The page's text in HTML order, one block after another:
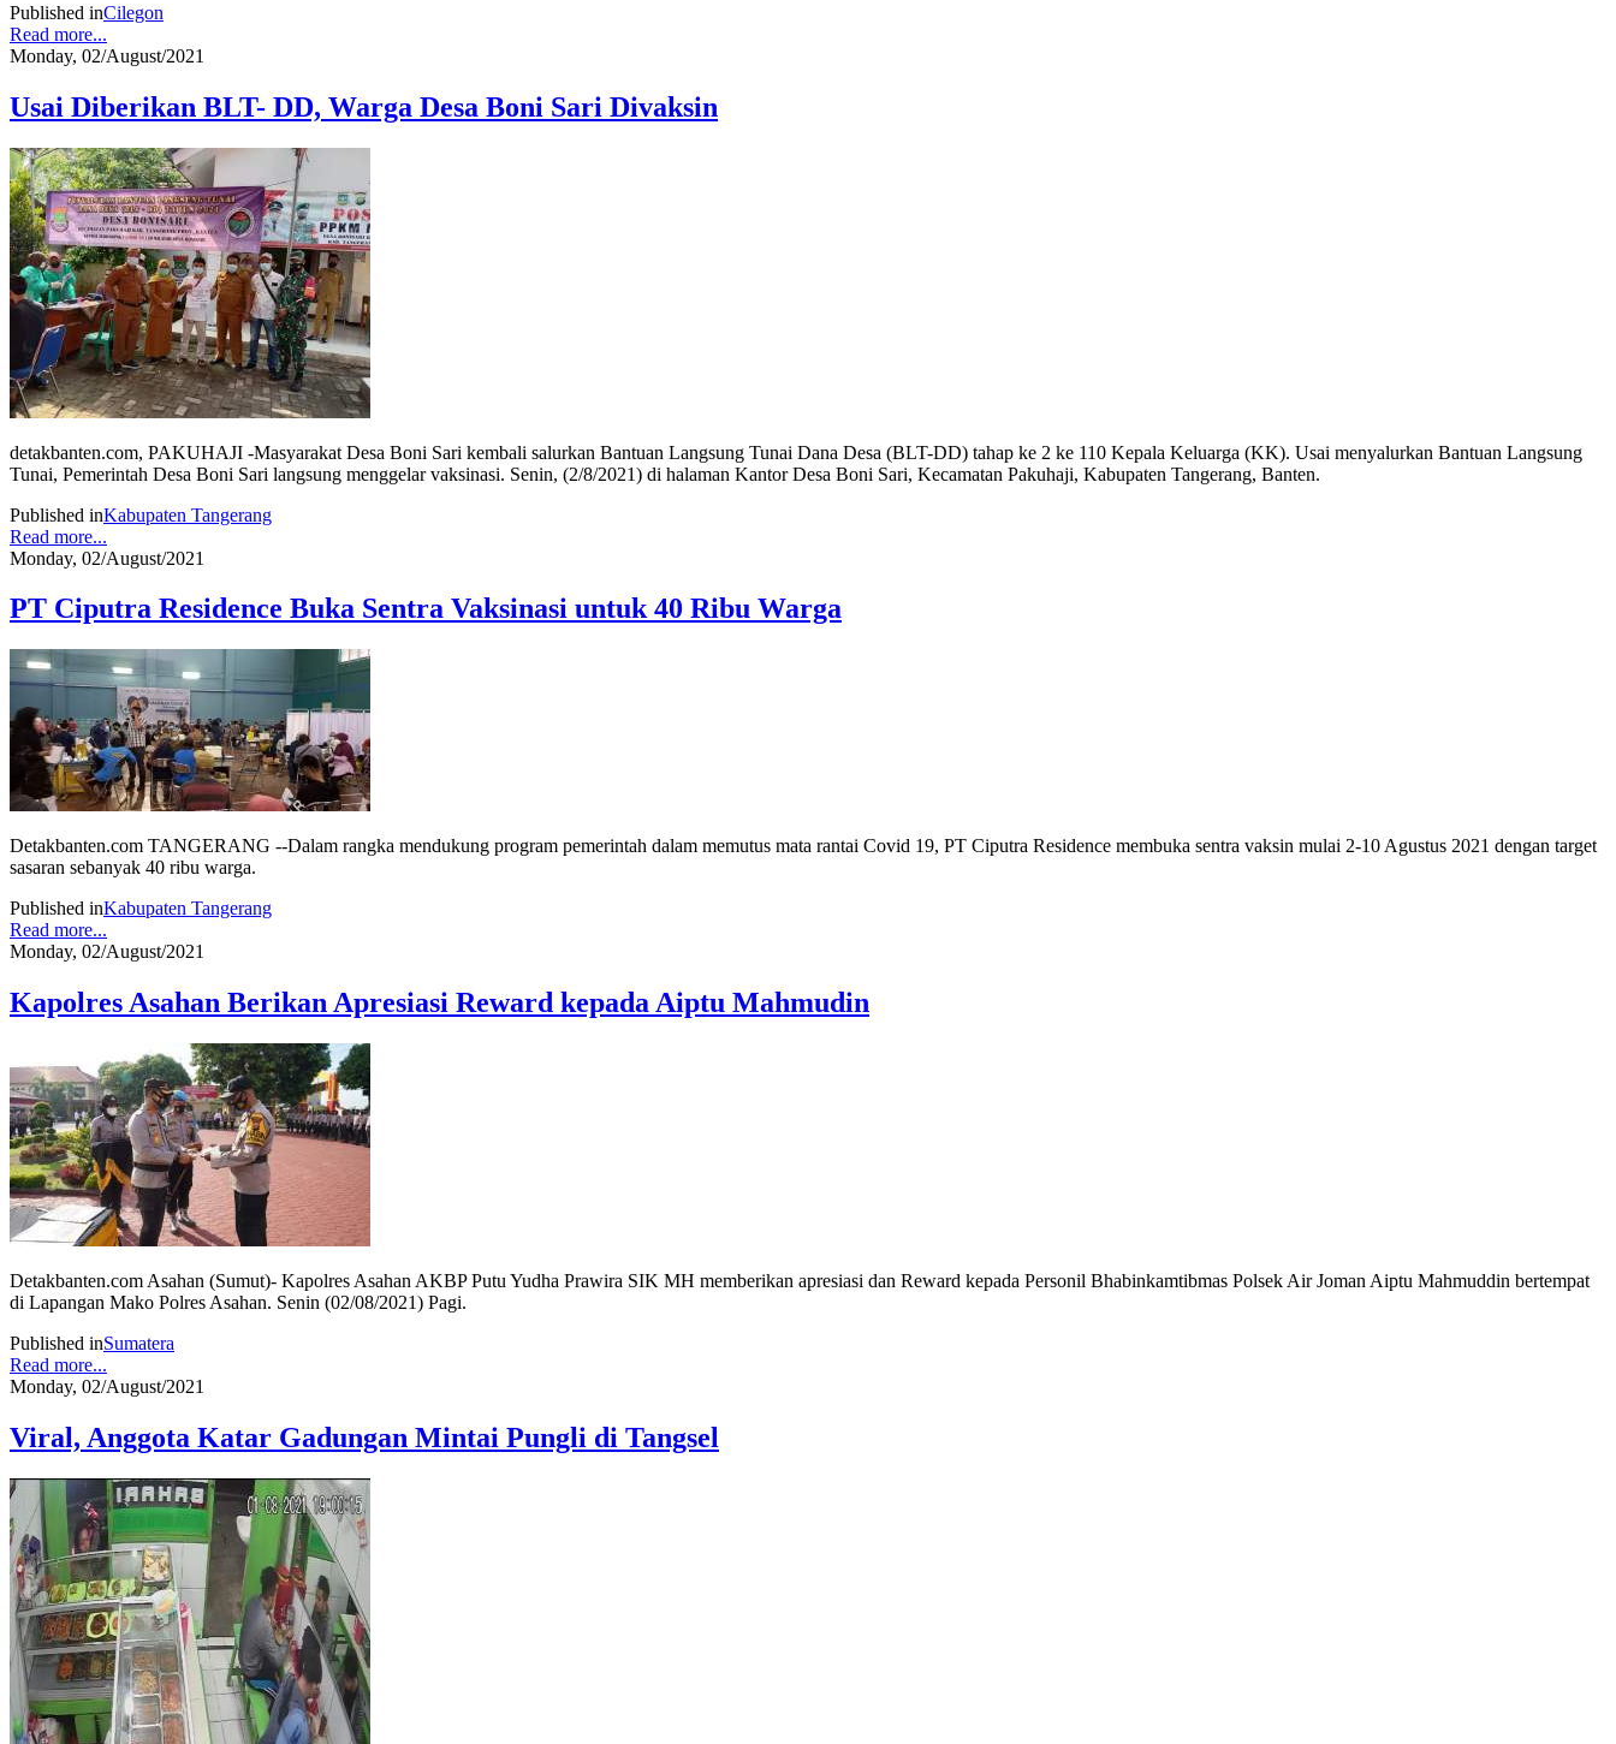
Published inCilegon
Read more...
Monday, 02/August/2021
Usai Diberikan BLT- DD, Warga Desa Boni Sari Divaksin
detakbanten.com, PAKUHAJI -Masyarakat Desa Boni Sari kembali salurkan Bantuan Langsung Tunai Dana Desa (BLT-DD) tahap ke 2 ke 110 Kepala Keluarga (KK). Usai menyalurkan Bantuan Langsung
Tunai, Pemerintah Desa Boni Sari langsung menggelar vaksinasi. Senin, (2/8/2021) di halaman Kantor Desa Boni Sari, Kecamatan Pakuhaji, Kabupaten Tangerang, Banten.
Published inKabupaten Tangerang
Read more...
Monday, 02/August/2021
PT Ciputra Residence Buka Sentra Vaksinasi untuk 40 Ribu Warga
Detakbanten.com TANGERANG --Dalam rangka mendukung program pemerintah dalam memutus mata rantai Covid 19, PT Ciputra Residence membuka sentra vaksin mulai 2-10 Agustus 2021 dengan target
sasaran sebanyak 40 ribu warga.
Published inKabupaten Tangerang
Read more...
Monday, 02/August/2021
Kapolres Asahan Berikan Apresiasi Reward kepada Aiptu Mahmudin
Detakbanten.com Asahan (Sumut)- Kapolres Asahan AKBP Putu Yudha Prawira SIK MH memberikan apresiasi dan Reward kepada Personil Bhabinkamtibmas Polsek Air Joman Aiptu Mahmuddin bertempat
di Lapangan Mako Polres Asahan. Senin (02/08/2021) Pagi.
Published inSumatera
Read more...
Monday, 02/August/2021
Viral, Anggota Katar Gadungan Mintai Pungli di Tangsel